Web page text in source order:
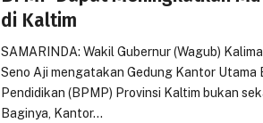
di Kaltim
SAMARINDA: Wakil Gubernur (Wagub)
Seno Aji mengatakan Gedung Kantor Utama
Pendidikan (BPMP) Provinsi Kaltim bukan
Baginya, Kantor…